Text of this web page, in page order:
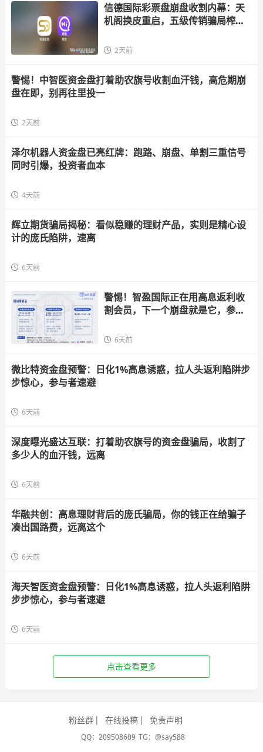
信德国际彩票盘崩盘收割内幕：天
机阁换皮重启，五级传销骗局榨干
2天前
警惕！中智医资金盘打着助农旗号收割血汗钱，高危期崩
盘在即，别再往里投一
2天前
泽尔机器人资金盘已亮红牌：跑路、崩盘、单割三重信号
同时引爆，投资者血本
4天前
辉立期货骗局揭秘：看似稳赚的理财产品，实则是精心设
计的庞氏陷阱，速离
6天前
警惕！智盈国际正在用高息返利收
割会员，下一个崩盘就是它，参与
6天前
微比特资金盘预警：日化1%高息诱惑，拉人头返利陷阱步
步惊心，参与者速避
6天前
深度曝光盛达互联：打着助农旗号的资金盘骗局，收割了
多少人的血汗钱，远离
6天前
华融共创：高息理财背后的庞氏骗局，你的钱正在给骗子
凑出国路费，远离这个
6天前
海天智医资金盘预警：日化1%高息诱惑，拉人头返利陷阱
步步惊心，参与者速避
6天前
点击查看更多
粉丝群 在线投稿 免责声明
QQ：209508609 TG：@say588